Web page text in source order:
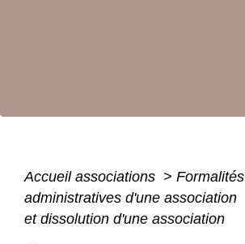
Accueil associations > Formalités
administratives d'une association
et dissolution d'une association